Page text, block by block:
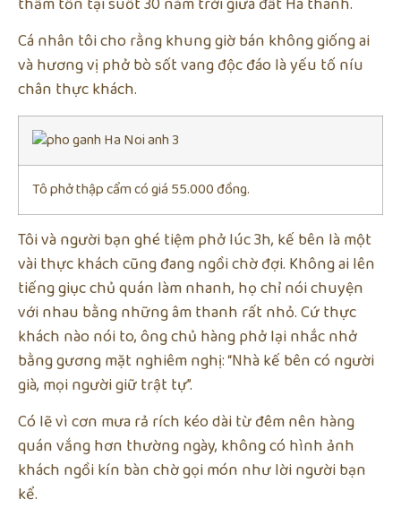
Cá nhân tôi cho rằng khung giờ bán không giống ai
và hương vị phở bò sốt vang độc đáo là yếu tố níu
chân thực khách.
Tô phở thập cẩm có giá 55.000 đồng.
Tôi và người bạn ghé tiệm phở lúc 3h, kế bên là một
vài thực khách cũng đang ngồi chờ đợi. Không ai lên
tiếng giục chủ quán làm nhanh, họ chỉ nói chuyện
với nhau bằng những âm thanh rất nhỏ. Cứ thực
khách nào nói to, ông chủ hàng phở lại nhắc nhở
bằng gương mặt nghiêm nghị: “Nhà kế bên có người
già, mọi người giữ trật tự”.
Có lẽ vì cơn mưa rả rích kéo dài từ đêm nên hàng
quán vắng hơn thường ngày, không có hình ảnh
khách ngồi kín bàn chờ gọi món như lời người bạn
kể.